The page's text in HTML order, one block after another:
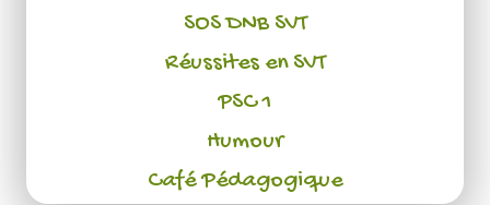
SOS DNB SVT
Réussites en SVT
PSC 1
Humour
Café Pédagogique